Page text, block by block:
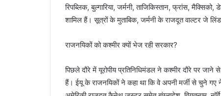
रिपब्लिक, बुल्गारिया, जर्मनी, ताजिकिस्तान, फ्रांस,
शामिल हैं। सूत्रों के मुताबिक, जर्मनी के राजदूत वाल्टर जे
राजनयिकों को कश्मीर क्यों भेज रही सरकार?
पिछले दौरे में यूरोपीय प्रतिनिधिमंडल ने कश्मीर दौरे पर
हैं। ईयू के राजनयिकों ने कहा था कि वे अपनी मर्जी से चुने